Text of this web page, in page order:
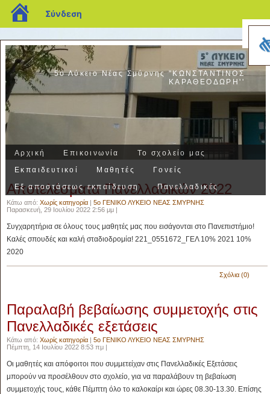
blogs.sch.gr
Σύνδεση
5ο Λύκειο Νέας Σμύρνης "ΚΩΝΣΤΑΝΤΙΝΟΣ
ΚΑΡΑΘΕΟΔΩΡΗ''
Αρχική Επικοινωνία
Το σχολείο μας
Εκπαιδευτικοί
Μαθητές
Γονείς
Εξ αποστάσεως εκπαίδευση
Πανελλαδικές
Αποτελέσματα Πανελλαδικών 2022
Κάτω από: Χωρίς κατηγορία | 5ο ΓΕΝΙΚΟ ΛΥΚΕΙΟ ΝΕΑΣ ΣΜΥΡΝΗΣ
Παρασκευή, 29 Ιουλίου 2022 2:56 μμ |
Συγχαρητήρια σε όλους τους μαθητές μας που εισάγονται στο Πανεπιστήμιο!
Καλές σπουδές και καλή σταδιοδρομία! 221_0551672_ΓΕΛ 10% 2021 10%
2020
Σχόλια (0)
Παραλαβή βεβαίωσης συμμετοχής στις
Πανελλαδικές εξετάσεις
Κάτω από: Χωρίς κατηγορία | 5ο ΓΕΝΙΚΟ ΛΥΚΕΙΟ ΝΕΑΣ ΣΜΥΡΝΗΣ
Πέμπτη, 14 Ιουλίου 2022 8:53 πμ |
Οι μαθητές και απόφοιτοι που συμμετείχαν στις Πανελλαδικές Εξετάσεις
μπορούν να προσέλθουν στο σχολείο, για να παραλάβουν τη βεβαίωση
συμμετοχής τους, κάθε Πέμπτη όλο το καλοκαίρι και ώρες 08.30-13.30. Επίσης